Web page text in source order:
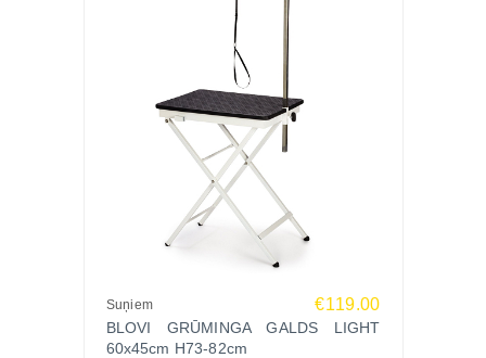
Suņiem €119.00
BLOVI GRŪMINGA GALDS LIGHT
60x45cm H73-82cm